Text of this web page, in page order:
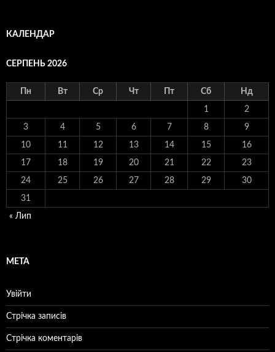
КАЛЕНДАР
СЕРПЕНЬ 2026
Пн Вт Ср Чт Пт Сб Нд
1 2
3 4 5 6 7 8 9
10 11 12 13 14 15 16
17 18 19 20 21 22 23
24 25 26 27 28 29 30
31
« Лип
МЕТА
Увійти
Стрічка записів
Стрічка коментарів